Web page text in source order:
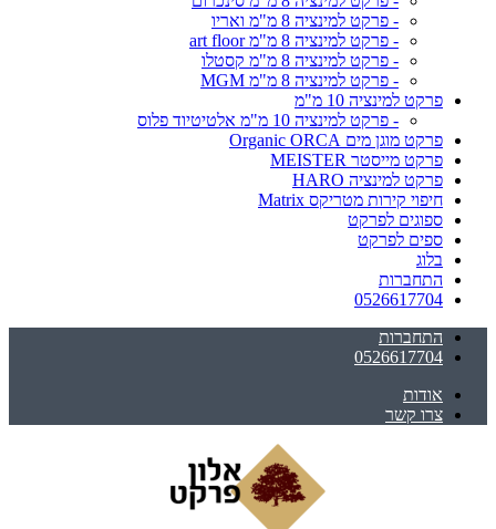
- פרקט למינציה 8 מ"מ ואריו
- פרקט למינציה 8 מ"מ art floor
- פרקט למינציה 8 מ"מ קסטלו
- פרקט למינציה 8 מ"מ MGM
פרקט למינציה 10 מ"מ
- פרקט למינציה 10 מ"מ אלטיטיוד פלוס
פרקט מוגן מים Organic ORCA
פרקט מייסטר MEISTER
פרקט למינציה HARO
חיפוי קירות מטריקס Matrix
ספוגים לפרקט
ספים לפרקט
בלוג
התחברות
0526617704
התחברות
0526617704
אודות
צרו קשר